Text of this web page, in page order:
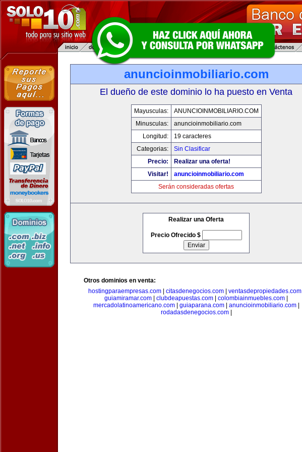
anuncioinmobiliario.com
El dueño de este dominio lo ha puesto en Venta
Mayusculas:
ANUNCIOINMOBILIARIO.COM
Minusculas:
anuncioinmobiliario.com
Longitud:
19 caracteres
Categorias:
Sin Clasificar
Precio:
Realizar una oferta!
Visitar!
anuncioinmobiliario.com
Serán consideradas ofertas
Realizar una Oferta
Precio Ofrecido $
Otros dominios en venta:
hostingparaempresas.com| citasdenegocios.com| ventasdepropiedades.com|
guiamiramar.com
clubdeapuestas.com colombiainmuebles.com
mercadolatinoamericano.com| guiaparana.com| anuncioinmobiliario.com|
rodadasdenegocios.com|